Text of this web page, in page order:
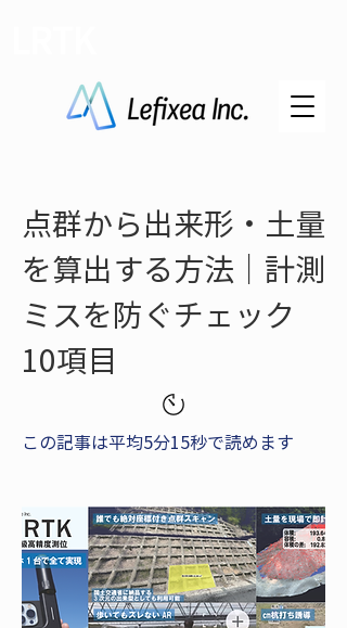
点群から出来形・土量
を算出する方法｜計測
ミスを防ぐチェック
10項目
この記事は平均5分15秒で読めます